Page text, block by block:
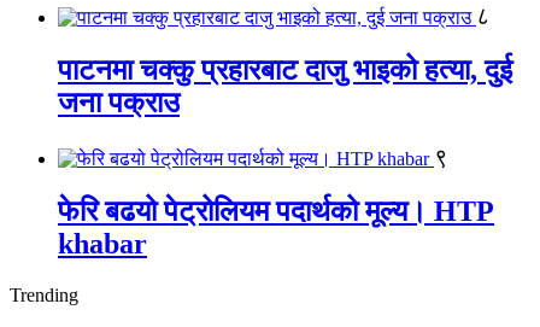
८
पाटनमा चक्कु प्रहारबाट दाजु भाइको हत्या, दुई
जना पक्राउ
९
फेरि बढयो पेट्रोलियम पदार्थको मूल्य। HTP
khabar
Trending